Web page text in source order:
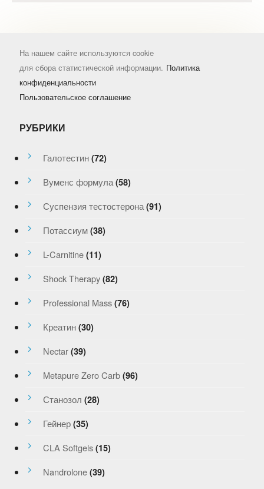
На нашем сайте используются cookie
для сбора статистической информации. Политика
конфиденциальности
Пользовательское соглашение
РУБРИКИ
Галотестин (72)
Вуменс формула (58)
Суспензия тестостерона (91)
Потассиум (38)
L-Carnitine (11)
Shock Therapy (82)
Professional Mass (76)
Креатин (30)
Nectar (39)
Metapure Zero Carb (96)
Станозол (28)
Гейнер (35)
CLA Softgels (15)
Nandrolone (39)